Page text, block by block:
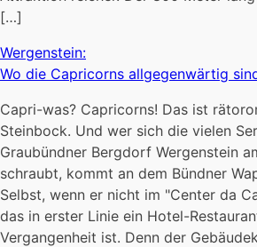
[…]
Wergenstein:
Wo die Capricorns allgegenwärtig
Capri-was? Capricorns! Das ist
Steinbock. Und wer sich die vielen
Graubündner Bergdorf Wergenstein
schraubt, kommt an dem Bündner
Selbst, wenn er nicht im "Center da
das in erster Linie ein Hotel-
Vergangenheit ist. Denn der